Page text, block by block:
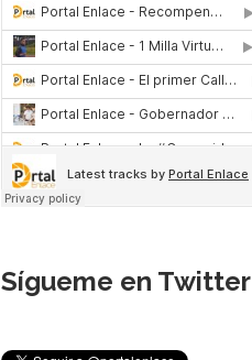
Sígueme en Twitter